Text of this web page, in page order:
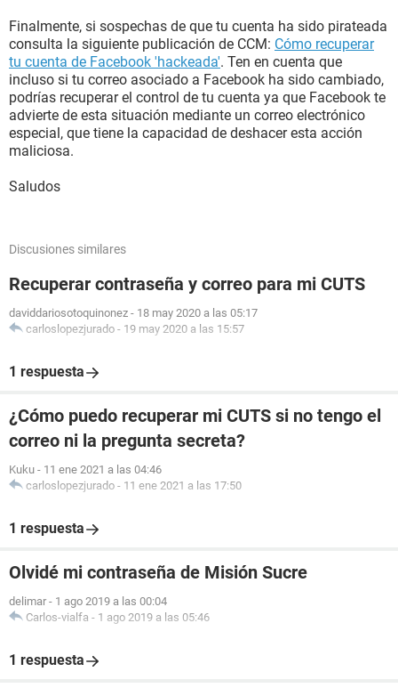
Finalmente, si sospechas de que tu cuenta ha sido pirateada
consulta la siguiente publicación de CCM: Cómo recuperar
tu cuenta de Facebook 'hackeada'. Ten en cuenta que
incluso si tu correo asociado a Facebook ha sido cambiado,
podrías recuperar el control de tu cuenta ya que Facebook te
advierte de esta situación mediante un correo electrónico
especial, que tiene la capacidad de deshacer esta acción
maliciosa.
Saludos
Discusiones similares
Recuperar contraseña y correo para mi CUTS
daviddariosotoquinonez - 18 may 2020 a las 05:17
carloslopezjurado - 19 may 2020 a las 15:57
1 respuesta
¿Cómo puedo recuperar mi CUTS si no tengo el
correo ni la pregunta secreta?
Kuku - 11 ene 2021 a las 04:46
carloslopezjurado - 11 ene 2021 a las 17:50
1 respuesta
Olvidé mi contraseña de Misión Sucre
delimar - 1 ago 2019 a las 00:04
Carlos-vialfa - 1 ago 2019 a las 05:46
1 respuesta